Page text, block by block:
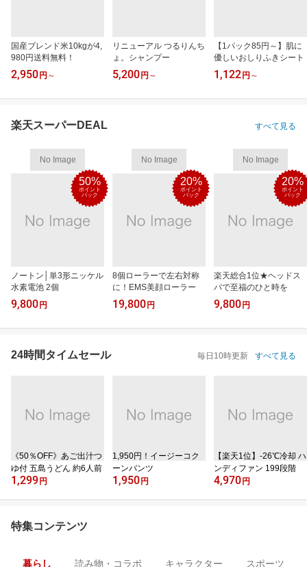
国産ブレンド米10kgが4,
980円送料無料！
2,950 円 ～
リニューアル つるりんち
ょ。シャンプー
5,200 円 ～
【1パック85円～】肌に
優しいおしりふきシート
1,122 円 ～
楽天スーパーDEAL すべて見る
No Image
50%
ポイント
バック
ノートン│単3形ニッケル
水素電池 2個
9,800 円
No Image
20%
ポイント
バック
8個ローラーで左右対称
に！EMS美顔ローラー
19,800 円
No Image
20%
ポイント
バック
楽天総合1位★ヘッドス
パで至福のひと時を
9,800 円
24時間タイムセール 毎日10時更新 すべて見る
《50％OFF》あご出汁つ
ゆ付 五島うどん 約6人前
1,299 円
1,950円！イージーコク
ーンパンツ
1,950 円
【楽天1位】‐26℃冷却 ハ
ンディファン 199段階
4,970 円
特集コンテンツ
暮らし 読み物・コラボ キャラクター スポーツ